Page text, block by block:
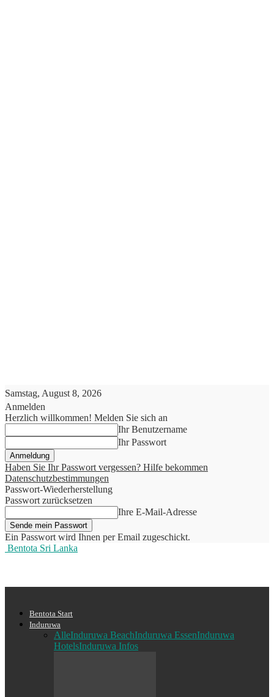
Samstag, August 8, 2026
Anmelden
Herzlich willkommen! Melden Sie sich an
Ihr Benutzername
Ihr Passwort
Haben Sie Ihr Passwort vergessen? Hilfe bekommen
Datenschutzbestimmungen
Passwort-Wiederherstellung
Passwort zurücksetzen
Ihre E-Mail-Adresse
Ein Passwort wird Ihnen per Email zugeschickt.
Bentota Sri Lanka
Bentota Start
Induruwa
AlleInduruwa BeachInduruwa EssenInduruwa
HotelsInduruwa Infos